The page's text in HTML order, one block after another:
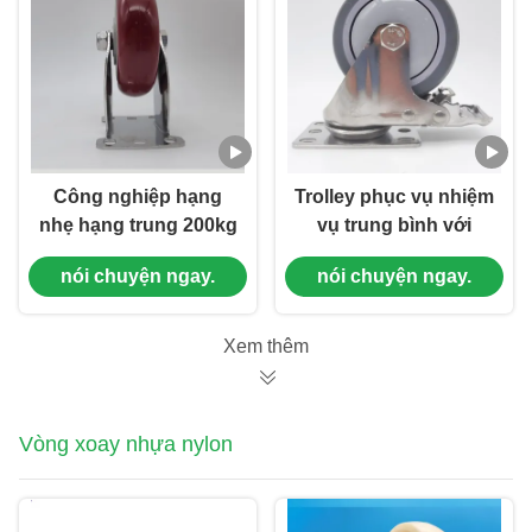
cho đồ nội thất
giường
Công nghiệp hạng
nhẹ hạng trung 200kg
Loads Stainless Steel
Castors PU
Inch Ball Casters cho
nói chuyện ngay.
Trolley phục vụ nhiệm
vụ trung bình với
bánh xích Thép
không gỉ 5 inch bánh
biến thực phẩm và đồ
nói chuyện ngay.
Xem thêm
Vòng xoay nhựa nylon